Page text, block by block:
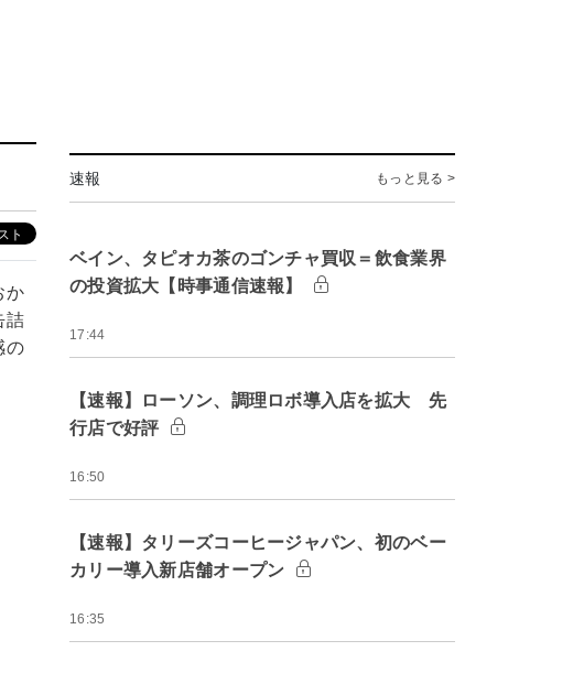
か
詰
の
速報 もっと見る >
ベイン、タピオカ茶のゴンチャ買収＝飲食業界
の投資拡大【時事通信速報】
17:44
【速報】ローソン、調理ロボ導入店を拡大 先
行店で好評
16:50
【速報】タリーズコーヒージャパン、初のベー
カリー導入新店舗オープン
16:35